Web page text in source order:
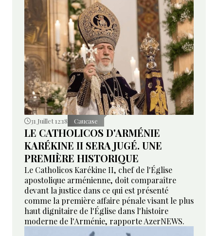
31 Juillet 12:18 Caucase
LE CATHOLICOS D'ARMÉNIE
KARÉKINE II SERA JUGÉ. UNE
PREMIÈRE HISTORIQUE
Le Catholicos Karékine II, chef de l'Église
apostolique arménienne, doit comparaître
devant la justice dans ce qui est présenté
comme la première affaire pénale visant le plus
haut dignitaire de l'Église dans l'histoire
moderne de l'Arménie, rapporte AzerNEWS.